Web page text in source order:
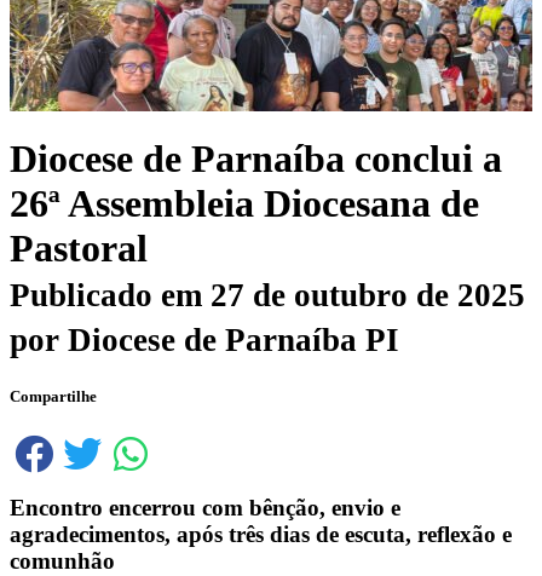
Diocese de Parnaíba conclui a
26ª Assembleia Diocesana de
Pastoral
Publicado em 27 de outubro de 2025
por Diocese de Parnaíba PI
Compartilhe
Encontro encerrou com bênção, envio e
agradecimentos, após três dias de escuta, reflexão e
comunhão